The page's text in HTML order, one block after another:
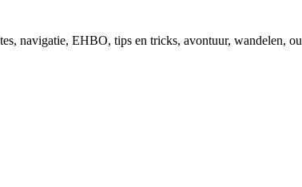
navigatie, EHBO, tips en tricks, avontuur, wandelen,